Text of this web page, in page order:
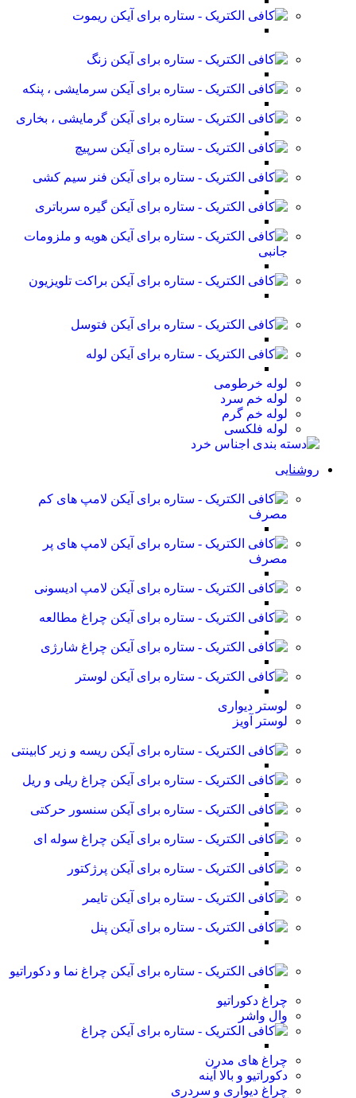
ریموت
زنگ
سرمایشی ، پنکه
گرمایشی ، بخاری
سرپیچ
فنر سیم کشی
گیره سرباتری
هویه و ملزومات
جانبی
براکت تلویزیون
فتوسل
لوله
لوله خرطومی
لوله خم سرد
لوله خم گرم
لوله فلکسی
روشنایی
لامپ های کم
مصرف
لامپ های پر
مصرف
لامپ ادیسونی
چراغ مطالعه
چراغ شارژی
لوستر
لوستر دیواری
لوستر آویز
ریسه و زیر کابینتی
چراغ ریلی و ریل
سنسور حرکتی
چراغ سوله ای
پرژکتور
تایمر
پنل
چراغ نما و دکوراتیو
چراغ دکوراتیو
وال واشر
چراغ
چراغ های مدرن
دکوراتیو و بالا آینه
چراغ دیواری و سردری